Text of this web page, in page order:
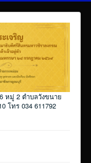
หมู่ 2 ตำบลวังขนาย
โทร 034 611792